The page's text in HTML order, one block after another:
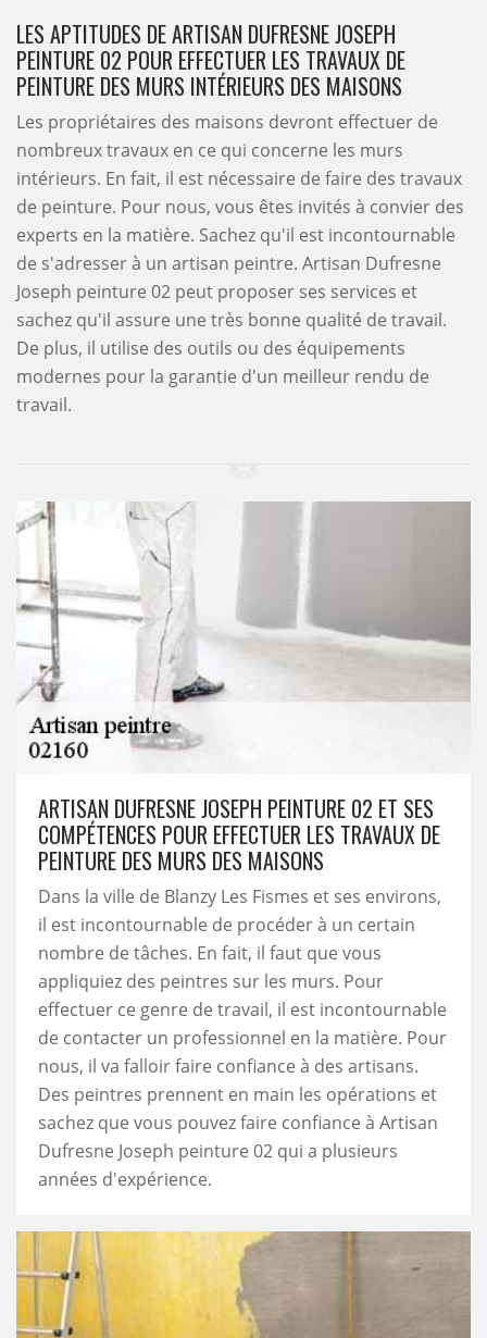
LES APTITUDES DE ARTISAN DUFRESNE JOSEPH
PEINTURE 02 POUR EFFECTUER LES TRAVAUX DE
PEINTURE DES MURS INTÉRIEURS DES MAISONS
Les propriétaires des maisons devront effectuer de
nombreux travaux en ce qui concerne les murs
intérieurs. En fait, il est nécessaire de faire des travaux
de peinture. Pour nous, vous êtes invités à convier des
experts en la matière. Sachez qu'il est incontournable
de s'adresser à un artisan peintre. Artisan Dufresne
Joseph peinture 02 peut proposer ses services et
sachez qu'il assure une très bonne qualité de travail.
De plus, il utilise des outils ou des équipements
modernes pour la garantie d'un meilleur rendu de
travail.
ARTISAN DUFRESNE JOSEPH PEINTURE 02 ET SES
COMPÉTENCES POUR EFFECTUER LES TRAVAUX DE
PEINTURE DES MURS DES MAISONS
Dans la ville de Blanzy Les Fismes et ses environs,
il est incontournable de procéder à un certain
nombre de tâches. En fait, il faut que vous
appliquiez des peintres sur les murs. Pour
effectuer ce genre de travail, il est incontournable
de contacter un professionnel en la matière. Pour
nous, il va falloir faire confiance à des artisans.
Des peintres prennent en main les opérations et
sachez que vous pouvez faire confiance à Artisan
Dufresne Joseph peinture 02 qui a plusieurs
années d'expérience.